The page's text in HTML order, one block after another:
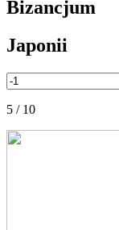
Bizancjum
Japonii
5 / 10